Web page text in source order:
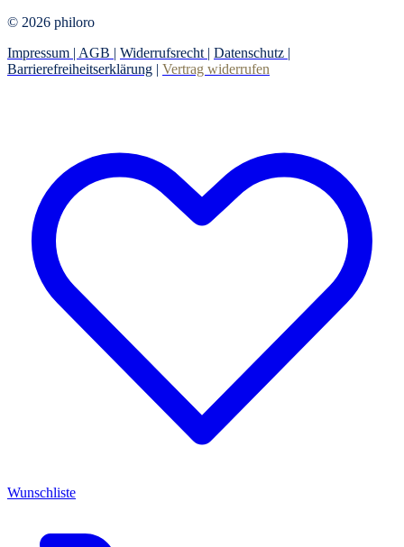
© 2026 philoro
Impressum | AGB | Widerrufsrecht | Datenschutz |
Barrierefreiheitserklärung | Vertrag widerrufen
Wunschliste